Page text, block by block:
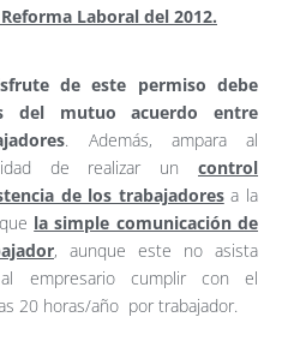
Laboral del 2012.
de este permiso debe
del mutuo acuerdo entre
. Además, ampara al
de realizar un control
de los trabajadoresa la
la simple comunicación de
, aunque este no asista
empresario cumplir con el
20 horas/año por trabajador.